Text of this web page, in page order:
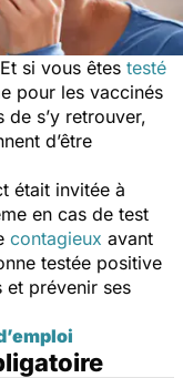
si vous êtes testé
pour les vaccinés
s’y retrouver,
d’être
était invitée à
en cas de test
contagieux avant
testée positive
et prévenir ses